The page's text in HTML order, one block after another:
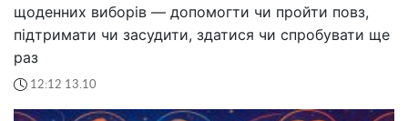
щоденних виборів — допомогти чи пройти повз,
підтримати чи засудити, здатися чи спробувати ще
раз
12:12 13.10